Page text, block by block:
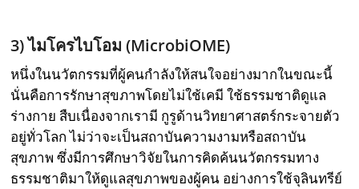
3)ไมโครไบโอม (MicrobiOME)
หนึ่งในนวัตกรรมที่ผู้คนกําลังให้สนใจอย่างมากในขณะนี้
นั่นคือการรักษาสุขภาพโดยไม่ใช้เคมี ใช้ธรรมชาติดูแล
ร่างกาย สืบเนื่องจากเรามี กูรูด้านวิทยาศาสตร์กระจายตัว
อยู่ทั่วโลก ไม่ว่าจะเป็นสถาบันความงามหรือสถาบัน
สุขภาพ ซึ่งมีการศึกษาวิจัยในการคิดค้นนวัตกรรมทาง
ธรรมชาติมาให้ดูแลสุขภาพของผู้คน อย่างการใช้จุลินทรีย์